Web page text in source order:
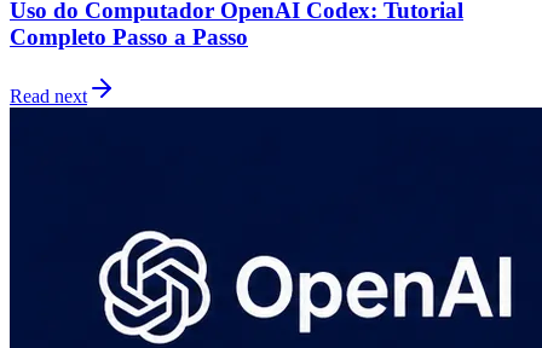
Uso do Computador OpenAI Codex: Tutorial
Completo Passo a Passo
Read next